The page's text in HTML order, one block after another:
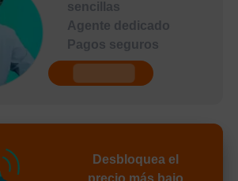
sencillas
Agente dedicado
Pagos seguros
Desbloquea el
precio más bajo